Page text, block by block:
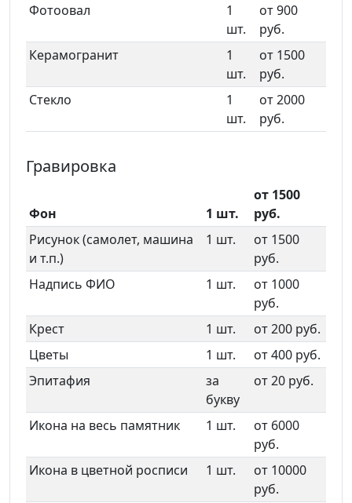
Фотоовал
1
шт.
от 900
руб.
Керамогранит
1
шт.
от 1500
руб.
Стекло
1
шт.
от 2000
руб.
Гравировка
Фон 1 шт.
от 1500
руб.
Рисунок (самолет, машина
и т.п.)
1 шт.
от 1500
руб.
Надпись ФИО
1 шт.
от 1000
руб.
Крест
1 шт.
от 200 руб.
Цветы
1 шт.
от 400 руб.
Эпитафия
за
букву
от 20 руб.
Икона на весь памятник 1 шт.
от 6000
руб.
Икона в цветной росписи
1 шт.
от 10000
руб.